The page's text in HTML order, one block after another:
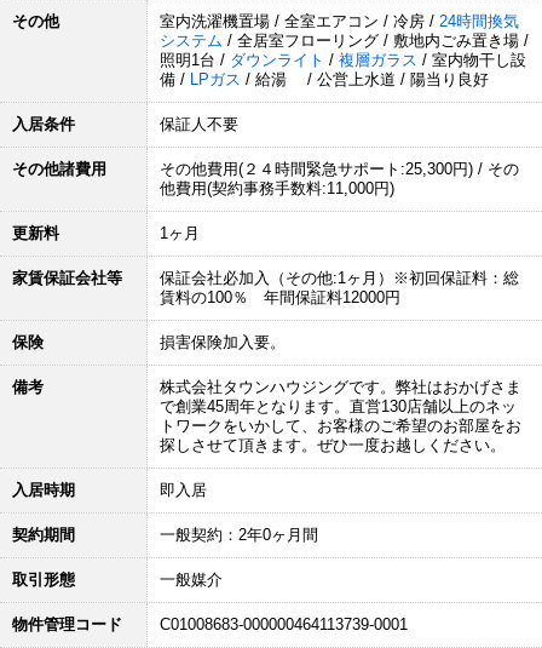
その他 室内洗濯機置場 / 全室エアコン / 冷房 / 24時間換気
システム / 全居室フローリング / 敷地内ごみ置き場 /
照明1台 / ダウンライト / 複層ガラス / 室内物干し設
備 / LPガス / 給湯 / 公営上水道 / 陽当り良好
入居条件 保証人不要
その他諸費用
その他費用(２４時間緊急サポート:25,300円) / その
他費用(契約事務手数料:11,000円)
更新料 1ヶ月
家賃保証会社等
保証会社必加入（その他:1ヶ月）※初回保証料：総
賃料の100％ 年間保証料12000円
保険 損害保険加入要。
備考
株式会社タウンハウジングです。弊社はおかげさま
で創業45周年となります。直営130店舗以上のネッ
トワークをいかして、お客様のご希望のお部屋をお
探しさせて頂きます。ぜひ一度お越しください。
入居時期 即入居
契約期間 一般契約：2年0ヶ月間
取引形態 一般媒介
物件管理コード C01008683-000000464113739-0001